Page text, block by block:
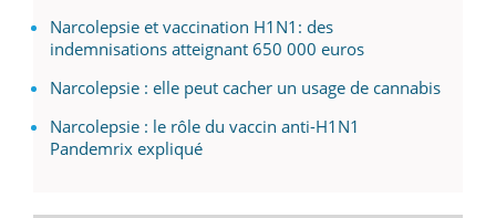
Narcolepsie et vaccination H1N1: des
indemnisations atteignant 650 000 euros
Narcolepsie : elle peut cacher un usage de cannabis
Narcolepsie : le rôle du vaccin anti-H1N1
Pandemrix expliqué